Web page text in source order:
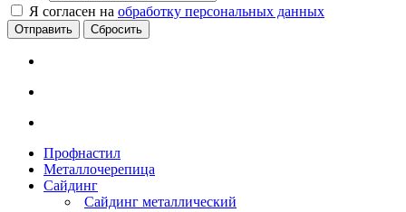
Я согласен на обработку персональных данных
Сбросить
Профнастил
Металлочерепица
Сайдинг
Сайдинг металлический